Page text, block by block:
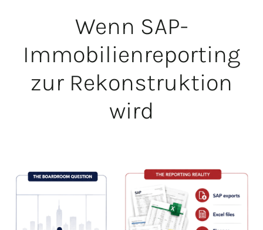
Wenn SAP-
Immobilienreporting
zur Rekonstruktion
wird